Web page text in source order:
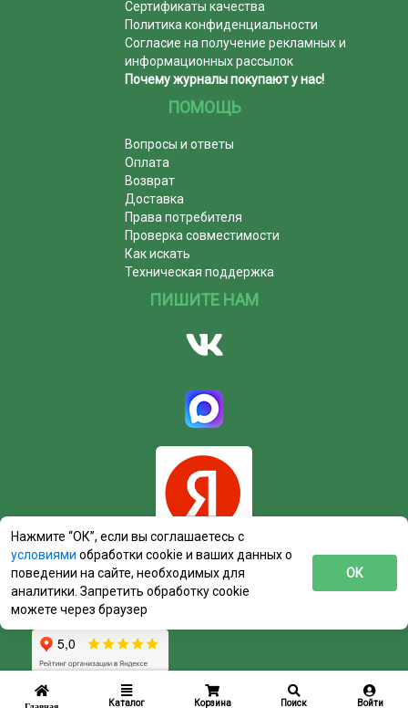
Главная Каталог Корзина Поиск Войти
Сертификаты качества
Политика конфиденциальности
Согласие на получение рекламных и
информационных рассылок
Почему журналы покупают у нас!
ПОМОЩЬ
Вопросы и ответы
Оплата
Возврат
Доставка
Права потребителя
Проверка совместимости
Как искать
Техническая поддержка
ПИШИТЕ НАМ
Нажмите “ОК”, если вы соглашаетесь с
условиями обработки cookie и ваших данных о
поведении на сайте, необходимых для
аналитики. Запретить обработку cookie
можете через браузер
ОК